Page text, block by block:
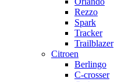
Rezzo
Spark
Tracker
Trailblazer
Citroen
Berlingo
C-crosser